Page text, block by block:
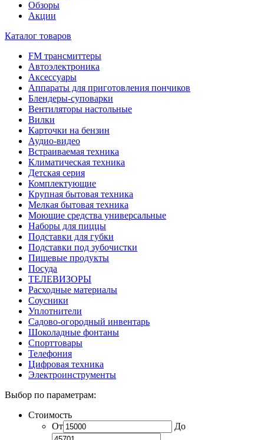
Обзоры
Акции
Каталог товаров
FM трансмиттеры
Автоэлектроника
Аксессуары
Аппараты для приготовления пончиков
Блендеры-суповарки
Вентиляторы настольные
Вилки
Карточки на бензин
Аудио-видео
Встраиваемая техника
Климатическая техника
Детская серия
Комплектующие
Крупная бытовая техника
Мелкая бытовая техника
Моющие средства универсальные
Наборы для пиццы
Подставки для губки
Подставки под зубочистки
Пищевые продукты
Посуда
ТЕЛЕВИЗОРЫ
Расходные материалы
Соусники
Уплотнители
Садово-огородный инвентарь
Шоколадные фонтаны
Спорттовары
Телефония
Цифровая техника
Электроинструменты
Выбор по параметрам:
Стоимость
От
До